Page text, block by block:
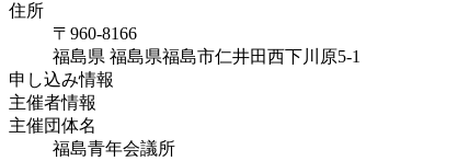
住所
〒960-8166
福島県 福島県福島市仁井田西下川原5-1
申し込み情報
主催者情報
主催団体名
福島青年会議所